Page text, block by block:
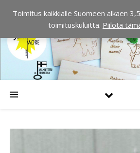
Toimitus kaikkialle Suomeen alkaen
toimituskuluitta. Piilota